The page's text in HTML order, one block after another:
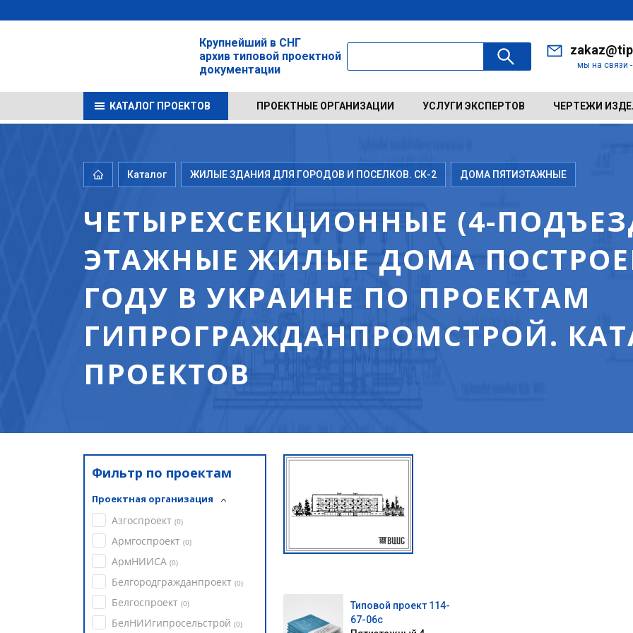
Крупнейший в СНГ
архив типовой проектной
документации
мы на связи
КАТАЛОГ ПРОЕКТОВ ПРОЕКТНЫЕ ОРГАНИЗАЦИИ УСЛУГИ ЭКСПЕРТОВ ЧЕРТЕЖИ
Каталог ЖИЛЫЕ ЗДАНИЯ ДЛЯ ГОРОДОВ И ПОСЕЛКОВ. СК-2 ДОМА ПЯТИЭТАЖНЫЕ
ЧЕТЫРЕХСЕКЦИОННЫЕ (4-
ЭТАЖНЫЕ ЖИЛЫЕ ДОМА
ГОДУ В УКРАИНЕ ПО ПРОЕКТАМ
ГИПРОГРАЖДАНПРОМСТРОЙ.
ПРОЕКТОВ
Фильтр по проектам
Проектная организация
Азгоспроект (0)
Армгоспроект (0)
АрмНИИСА (0)
Белгородгражданпроект (0)
Белгоспроект (0)
БелНИИгипросельстрой (0)
Типовой проект 114-
67-06с